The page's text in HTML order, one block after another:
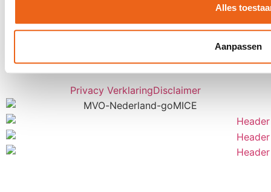
Alles
Aanpassen
Privacy VerklaringDisclaimer